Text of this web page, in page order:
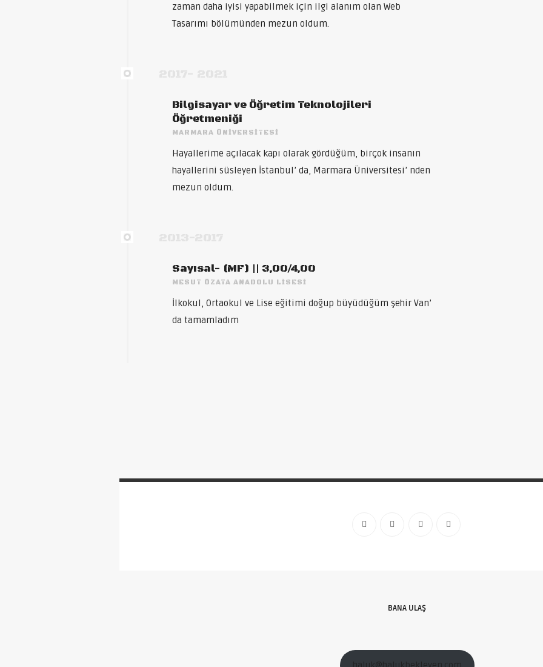
zaman daha iyisi yapabilmek için ilgi alanım olan Web
Tasarımı bölümünden mezun oldum.
Bilgisayar ve Öğretim Teknolojileri
Öğretmeniği
MARMARA ÜNIVERSITESI
Hayallerime açılacak kapı olarak gördüğüm, birçok insanın
hayallerini süsleyen İstanbul’ da, Marmara Üniversitesi’ nden
mezun oldum.
Sayısal- (MF) || 3,00/4,00
MESUT ÖZATA ANADOLU LISESI
İlkokul, Ortaokul ve Lise eğitimi doğup büyüdüğüm şehir Van’
da tamamladım
BANA ULAŞ